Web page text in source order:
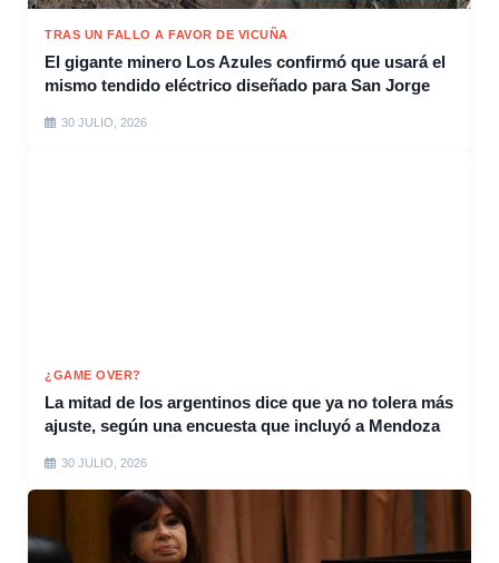
TRAS UN FALLO A FAVOR DE VICUÑA
El gigante minero Los Azules confirmó que usará el
mismo tendido eléctrico diseñado para San Jorge
30 JULIO, 2026
¿GAME OVER?
La mitad de los argentinos dice que ya no tolera más
ajuste, según una encuesta que incluyó a Mendoza
30 JULIO, 2026